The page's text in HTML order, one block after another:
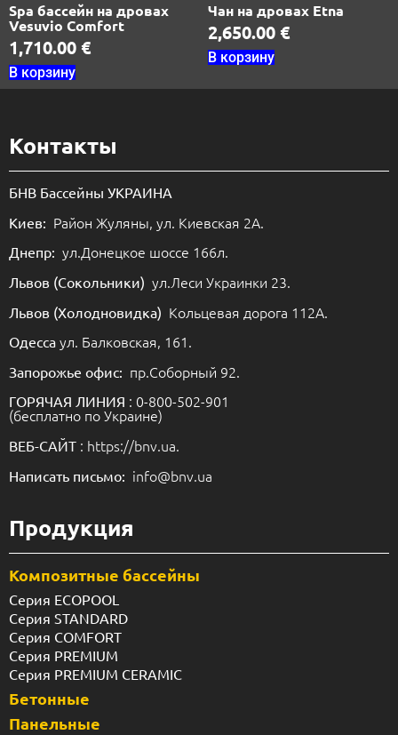
Spa бассейн на дровах
Vesuvio Comfort
1,710.00 €
В корзину
Чан на дровах Etna
2,650.00 €
В корзину
Контакты
БНВ Бассейны УКРАИНА
Киев: Район Жуляны, ул. Киевская 2А.
Днепр: ул.Донецкое шоссе 166л.
Львов (Сокольники) ул.Леси Украинки 23.
Львов (Холодновидка) Кольцевая дорога 112А.
Одесса ул. Балковская, 161.
Запорожье офис: пр.Соборный 92.
ГОРЯЧАЯ ЛИНИЯ : 0-800-502-901
(бесплатно по Украине)
ВЕБ-САЙТ : https://bnv.ua.
Написать письмо: info@bnv.ua
Продукция
Композитные бассейны
Серия ECOPOOL
Серия STANDARD
Серия COMFORT
Серия PREMIUM
Серия PREMIUM CERAMIC
Бетонные
Панельные